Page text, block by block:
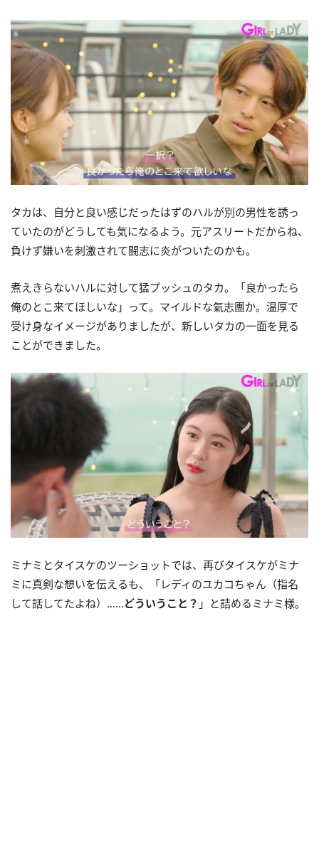
タカは、自分と良い感じだったはずのハルが別の男性を誘っ
ていたのがどうしても気になるよう。元アスリートだからね、
負けず嫌いを刺激されて闘志に炎がついたのかも。
煮えきらないハルに対して猛プッシュのタカ。「良かったら
俺のとこ来てほしいな」って。マイルドな氣志團か。温厚で
受け身なイメージがありましたが、新しいタカの一面を見る
ことができました。
ミナミとタイスケのツーショットでは、再びタイスケがミナ
ミに真剣な想いを伝えるも、「レディのユカコちゃん（指名
して話してたよね）……どういうこと？ 」と詰めるミナミ様。